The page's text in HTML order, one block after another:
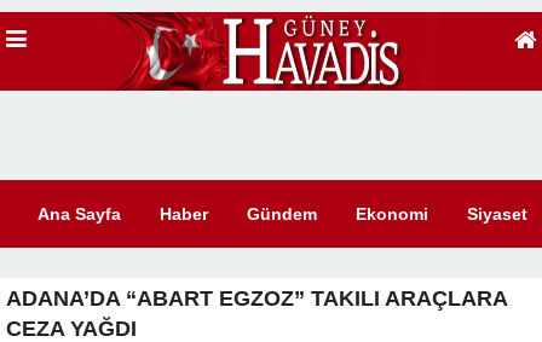
Ana Sayfa Haber Gündem Ekonomi Siyaset
ADANA’DA “ABART EGZOZ” TAKILI ARAÇLARA
CEZA YAĞDI